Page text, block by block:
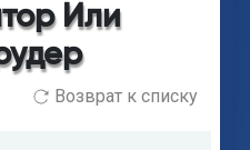
Или
Возврат к списку